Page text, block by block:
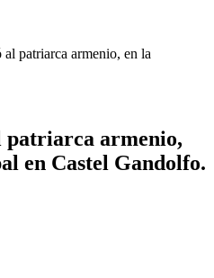
patriarca armenio, en la
armenio,
en Castel Gandolfo.